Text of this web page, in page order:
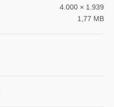
4.000 × 1.939
1,77 MB